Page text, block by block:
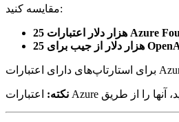
مقایسه کنید:
نکته: